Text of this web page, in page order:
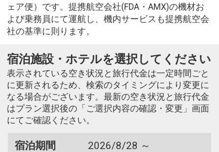
ェア便）です。提携航空会社(FDA・AMX)の機材お
よび乗務員にて運航し、機内サービスも提携航空会
社の基準に則ります。
宿泊施設・ホテルを選択してください
表示されている空き状況と旅行代金は一定時間ごと
に更新されるため、検索のタイミングにより変更に
なる場合がございます。最新の空き状況と旅行代金
はプラン選択後の「ご選択内容の確認・変更」画面
にてご確認ください。
宿泊期間
2026/8/28 ～